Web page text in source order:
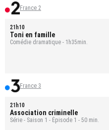
France 2
21h10
Toni en famille
Comédie dramatique - 1h35min.
France 3
21h10
Association criminelle
Série - Saison 1 - Épisode 1 - 50 min.